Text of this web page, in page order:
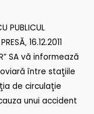
PUBLICUL
16.12.2011
SA vă informează
între staţiile
de circulaţie
unui accident